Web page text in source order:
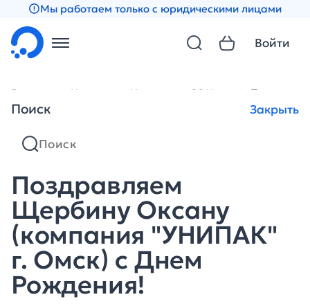
Мы работаем только с юридическими лицами
Поиск Закрыть
Войти
Главная Новости Новости за 2011 год
Поздравляем
Щербину Оксану
(компания "УНИПАК"
г. Омск) с Днем
Рождения!